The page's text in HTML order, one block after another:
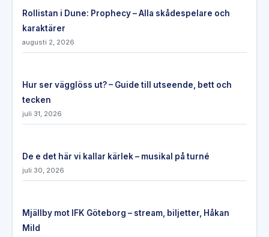
Rollistan i Dune: Prophecy – Alla skådespelare och
karaktärer
augusti 2, 2026
Hur ser vägglöss ut? – Guide till utseende, bett och
tecken
juli 31, 2026
De e det här vi kallar kärlek – musikal på turné
juli 30, 2026
Mjällby mot IFK Göteborg – stream, biljetter, Håkan
Mild